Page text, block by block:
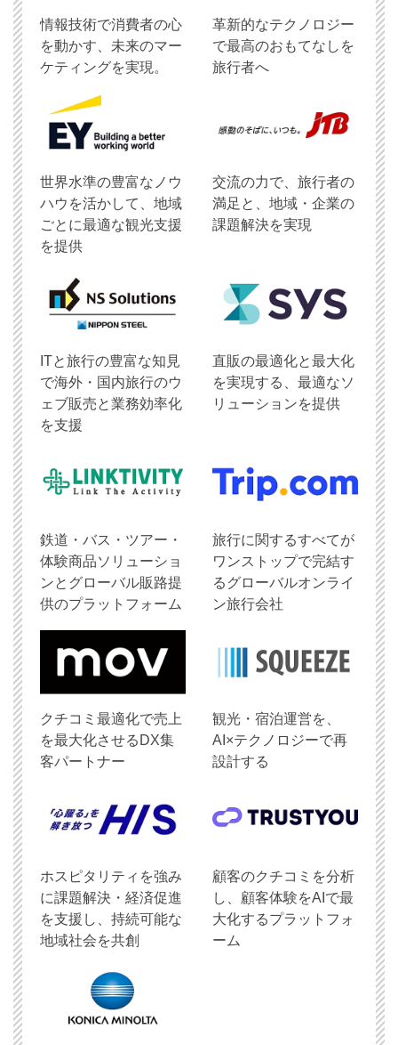
情報技術で消費者の心
を動かす、未来のマー
ケティングを実現。
革新的なテクノロジー
で最高のおもてなしを
旅行者へ
世界水準の豊富なノウ
ハウを活かして、地域
ごとに最適な観光支援
を提供
交流の力で、旅行者の
満足と、地域・企業の
課題解決を実現
ITと旅行の豊富な知見
で海外・国内旅行のウ
ェブ販売と業務効率化
を支援
直販の最適化と最大化
を実現する、最適なソ
リューションを提供
鉄道・バス・ツアー・
体験商品ソリューショ
ンとグローバル販路提
供のプラットフォーム
旅行に関するすべてが
ワンストップで完結す
るグローバルオンライ
ン旅行会社
クチコミ最適化で売上
を最大化させるDX集
客パートナー
観光・宿泊運営を、
AI×テクノロジーで再
設計する
ホスピタリティを強み
に課題解決・経済促進
を支援し、持続可能な
地域社会を共創
顧客のクチコミを分析
し、顧客体験をAIで最
大化するプラットフォ
ーム